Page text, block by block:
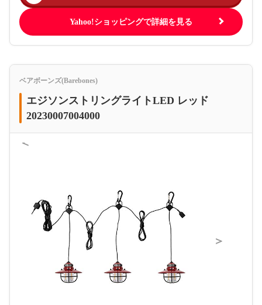
Yahoo!ショッピングで詳細を見る
ベアボーンズ(Barebones)
エジソンストリングライトLED レッド
20230007004000
＜
＞